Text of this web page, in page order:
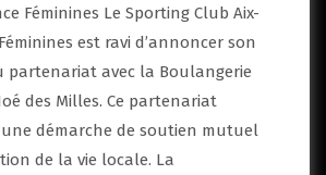
Féminines Le Sporting Club Aix-
est ravi d’annoncer son
avec la Boulangerie
des Milles. Ce partenariat
une démarche de soutien mutuel
de la vie locale. La